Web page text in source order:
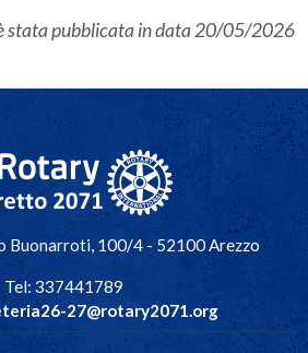
stata pubblicata in data 20/05/2026
Buonarroti, 100/4 - 52100 Arezzo
Tel: 337441789
27@rotary2071.org